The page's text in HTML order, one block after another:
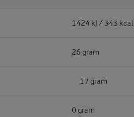
1424 kJ / 343 kcal
26 gram
17 gram
0 gram